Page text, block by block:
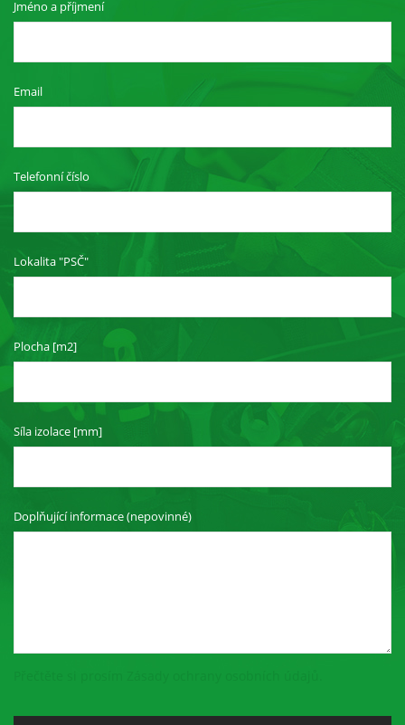
Jméno a příjmení
Email
Telefonní číslo
Lokalita "PSČ"
Plocha [m2]
Síla izolace [mm]
Doplňující informace (nepovinné)